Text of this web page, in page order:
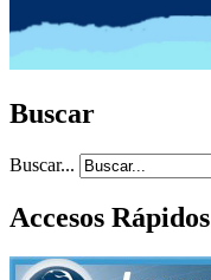
Buscar
Buscar...
Accesos Rápidos